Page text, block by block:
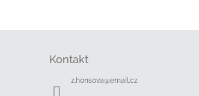
Kontakt
z.honsova@email.cz